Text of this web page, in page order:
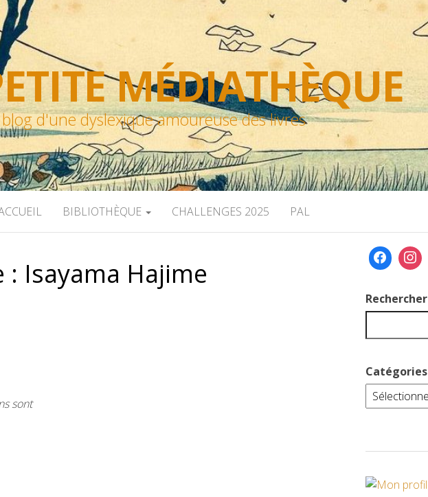
MÉDIATHÈQUE
blog d'une dyslexique amoureuse des livres
BIBLIOTHÈQUE CHALLENGES 2025 PAL
: Isayama Hajime
sont
Rechercher
Catégories